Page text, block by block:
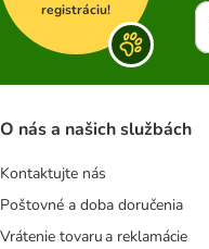
registráciu!
O nás a našich službách
Kontaktujte nás
Poštovné a doba doručenia
Vrátenie tovaru a reklamácie